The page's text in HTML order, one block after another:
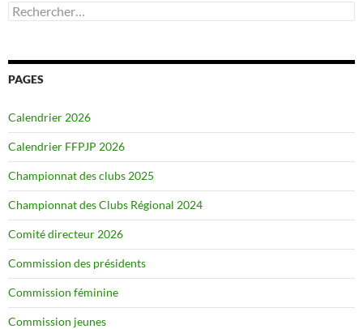
Rechercher :
PAGES
Calendrier 2026
Calendrier FFPJP 2026
Championnat des clubs 2025
Championnat des Clubs Régional 2024
Comité directeur 2026
Commission des présidents
Commission féminine
Commission jeunes